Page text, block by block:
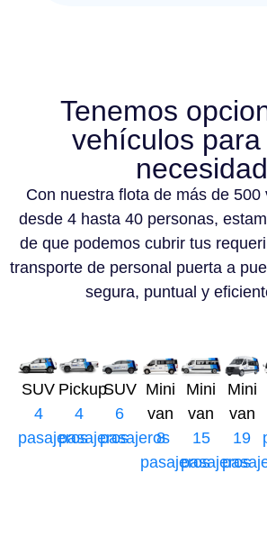
Tenemos
vehículos
necesidad
Con nuestra flota de más de 500
desde 4 hasta 40 personas,
de que podemos cubrir tus
transporte de personal puerta a
segura, puntual y
SUV
4
pasajeros
Pickup
4
pasajeros
SUV
6
pasajeros
Mini
van
8
pasajeros
Mini
van
15
pasajeros
Mini
van
19